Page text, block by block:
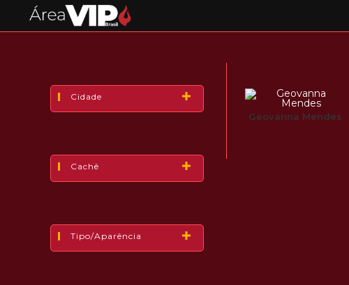
Geovanna Mendes
Cidade
Cachê
Tipo/Aparência